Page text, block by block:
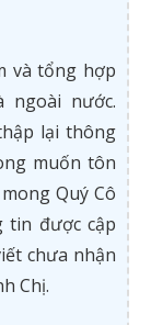
và tổng hợp
ngoài nước.
lại thông
muốn tôn
Quý Cô
tin được cập
chưa nhận
Chị.